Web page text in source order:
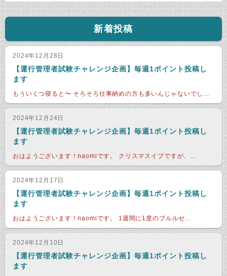
新着投稿
2024年12月28日
【運行管理者試験チャレンジ企画】毎週1ポイント投稿し
ます
もういくつ寝ると〜 そろそろ仕事納めの方も多いんじゃないでし...
2024年12月24日
【運行管理者試験チャレンジ企画】毎週1ポイント投稿し
ます
おはようございます！naomiです。 クリスマスイブですが、...
2024年12月17日
【運行管理者試験チャレンジ企画】毎週1ポイント投稿し
ます
おはようございます！naomiです。 1週間に1度のブルルゼ...
2024年12月10日
【運行管理者試験チャレンジ企画】毎週1ポイント投稿し
ます